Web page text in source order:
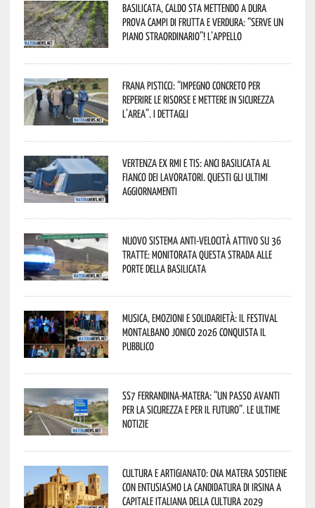
Basilicata, caldo sta mettendo a dura
prova campi di frutta e verdura: “Serve un
piano straordinario”! L’appello
Frana Pisticci: “Impegno concreto per
reperire le risorse e mettere in sicurezza
l’area”. I dettagli
Vertenza ex RMI e TIS: ANCI Basilicata al
fianco dei lavoratori. Questi gli ultimi
aggiornamenti
Nuovo sistema anti-velocità attivo su 36
tratte: monitorata questa strada alle
porte della Basilicata
Musica, emozioni e solidarietà: il Festival
Montalbano Jonico 2026 conquista il
pubblico
SS7 Ferrandina-Matera: “Un passo avanti
per la sicurezza e per il futuro”. Le ultime
notizie
Cultura e Artigianato: CNA Matera sostiene
con entusiasmo la candidatura di Irsina a
Capitale Italiana della Cultura 2029